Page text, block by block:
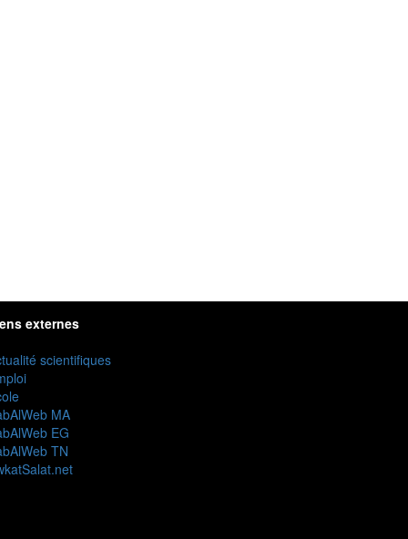
externes
scientifiques
MA
EG
TN